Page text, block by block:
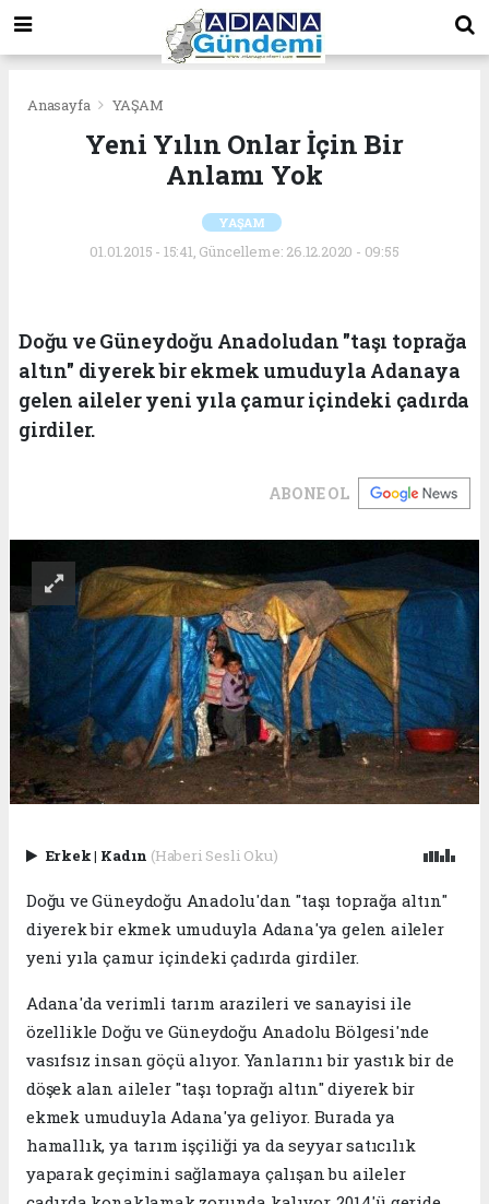
Anasayfa YAŞAM
Yeni Yılın Onlar İçin Bir
Anlamı Yok
YAŞAM
01.01.2015 - 15:41, Güncelleme: 26.12.2020 - 09:55
Doğu ve Güneydoğu Anadoludan "taşı toprağa
altın" diyerek bir ekmek umuduyla Adanaya
gelen aileler yeni yıla çamur içindeki çadırda
girdiler.
ABONE OL
Erkek| Kadın (Haberi Sesli Oku)
Doğu ve Güneydoğu Anadolu'dan "taşı toprağa altın"
diyerek bir ekmek umuduyla Adana'ya gelen aileler
yeni yıla çamur içindeki çadırda girdiler.
Adana'da verimli tarım arazileri ve sanayisi ile
özellikle Doğu ve Güneydoğu Anadolu Bölgesi'nde
vasıfsız insan göçü alıyor. Yanlarını bir yastık bir de
döşek alan aileler "taşı toprağı altın" diyerek bir
ekmek umuduyla Adana'ya geliyor. Burada ya
hamallık, ya tarım işçiliği ya da seyyar satıcılık
yaparak geçimini sağlamaya çalışan bu aileler